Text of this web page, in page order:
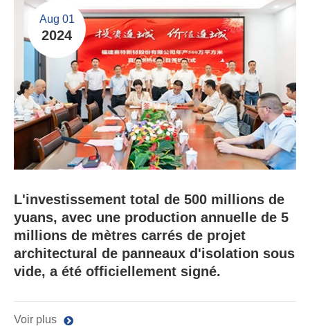
Aug 01
2024
L'investissement total de 500 millions de
yuans, avec une production annuelle de 5
millions de mètres carrés de projet
architectural de panneaux d'isolation sous
vide, a été officiellement signé.
Voir plus